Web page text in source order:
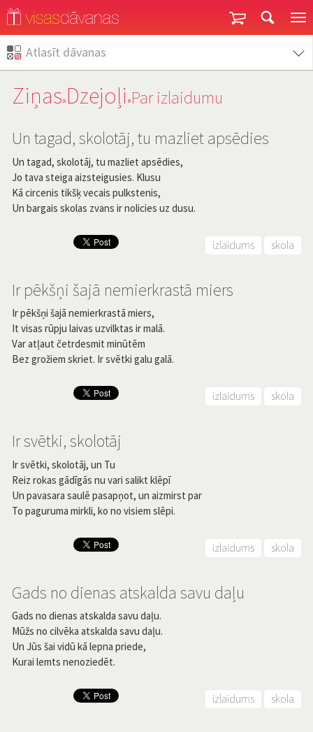
Atlasīt dāvanas
Ziņas» Dzejoļi »Par izlaidumu
Un tagad, skolotāj, tu mazliet apsēdies
Un tagad, skolotāj, tu mazliet apsēdies,
Jo tava steiga aizsteigusies. Klusu
Kā circenis tikšķ vecais pulkstenis,
Un bargais skolas zvans ir nolicies uz dusu.
izlaidums skola
Ir pēkšņi šajā nemierkrastā miers
Ir pēkšņi šajā nemierkrastā miers,
It visas rūpju laivas uzvilktas ir malā.
Var atļaut četrdesmit minūtēm
Bez grožiem skriet. Ir svētki galu galā.
izlaidums skola
Ir svētki, skolotāj
Ir svētki, skolotāj, un Tu
Reiz rokas gādīgās nu vari salikt klēpī
Un pavasara saulē pasapņot, un aizmirst par
To paguruma mirkli, ko no visiem slēpi.
izlaidums skola
Gads no dienas atskalda savu daļu
Gads no dienas atskalda savu daļu.
Mūžs no cilvēka atskalda savu daļu.
Un Jūs šai vidū kā lepna priede,
Kurai lemts nenoziedēt.
izlaidums skola